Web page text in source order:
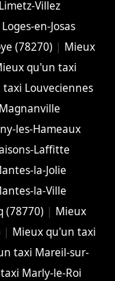
Villez
en-Josas
(78270) | Mieux
qu'un taxi
Louveciennes
les-Hameaux
Laffitte
la-Jolie
la-Ville
(78770) | Mieux
| Mieux qu'un taxi
taxi Mareil-sur-
Marly-le-Roi